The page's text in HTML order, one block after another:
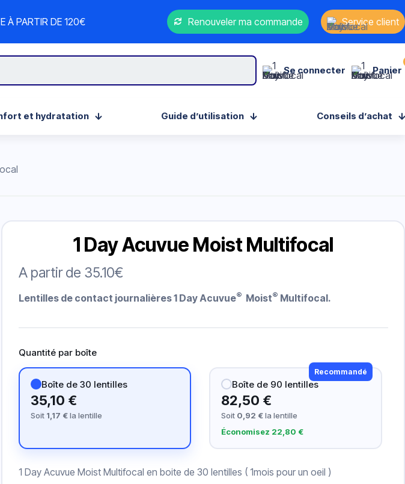
À PARTIR DE 120€ Renouveler ma commande Service client
Se connecter Panier
et hydratation Guide d’utilisation Conseils d’achat
1 Day Acuvue Moist Multifocal
A partir de 35.10€
Lentilles de contact journalières 1 Day Acuvue® Moist® Multifocal.
Quantité par boîte
Boîte de 30 lentilles
35,10 €
Soit 1,17 €la lentille
Recommandé
Boîte de 90 lentilles
82,50 €
Soit 0,92 €la lentille
Économisez 22,80 €
1 Day Acuvue Moist Multifocal en boite de 30 lentilles ( 1mois pour un oeil )